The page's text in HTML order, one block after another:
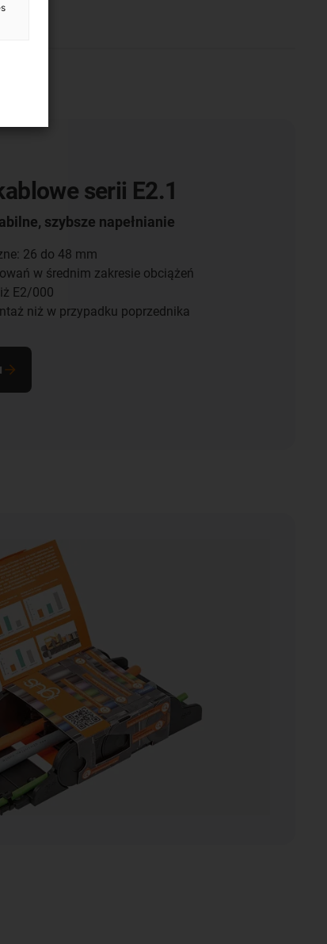
serii E2.1
szybsze napełnianie
26 do 48 mm
w średnim zakresie obciążeń
E2/000
niż w przypadku poprzednika